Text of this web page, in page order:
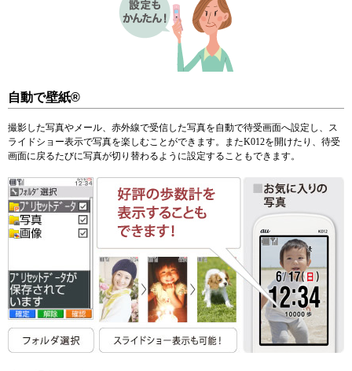
自動で壁紙®
撮影した写真やメール、赤外線で受信した写真を自動で待受画面へ設定し、ス
ライドショー表示で写真を楽しむことができます。またK012を開けたり、待受
画面に戻るたびに写真が切り替わるように設定することもできます。